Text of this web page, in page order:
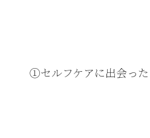
①セルフケアに出会った